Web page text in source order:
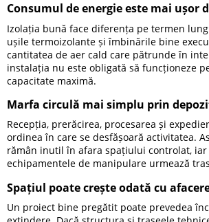
Consumul de energie este mai ușor
Izolația bună face diferența pe termen
ușile termoizolante și îmbinările bine
cantitatea de aer cald care pătrunde în
instalația nu este obligată să funcționeze
capacitate maximă.
Marfa circulă mai simplu prin
Recepția, prerăcirea, procesarea și
ordinea în care se desfășoară activitatea.
rămân inutil în afara spațiului controlat,
echipamentele de manipulare urmează
Spațiul poate crește odată cu
Un proiect bine pregătit poate prevedea